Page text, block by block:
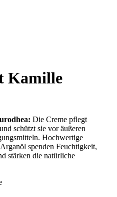
Kamille
Die Creme pflegt
schützt sie vor äußeren
Hochwertige
spenden Feuchtigkeit,
stärken die natürliche